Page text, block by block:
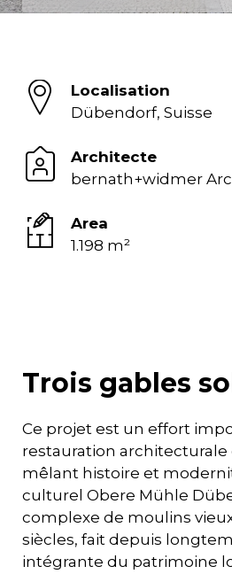
Localisation
Dübendorf, Suisse
Architecte
bernath+widmer
Area
1.198 m²
Trois gables
Ce projet est un effort
restauration
mêlant histoire et
culturel Obere Mühle
complexe de moulins
siècles, fait depuis
intégrante du patrimoine